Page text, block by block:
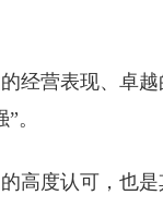
经营表现、卓
。
高度认可，也